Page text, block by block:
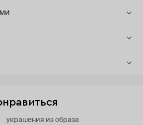
украшения из образа